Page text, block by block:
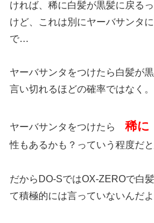
ければ、稀に白髪が黒髪に戻る
けど、これは別にヤーバサンタ
で…
ヤーバサンタをつけたら白髪が
言い切れるほどの確率ではなく。
ヤーバサンタをつけたら 稀に
性もあるかも？っていう程度だと
だからDO-SではOX-ZEROで白
て積極的には言っていないんだよ